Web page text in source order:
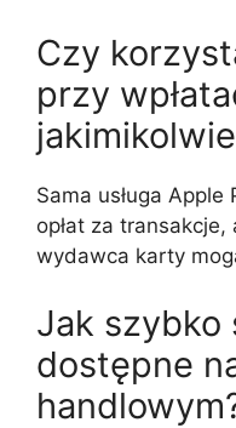
Czy
przy
Sama usługa
opłat za
wydawca karty
Jak szybko
dostępne